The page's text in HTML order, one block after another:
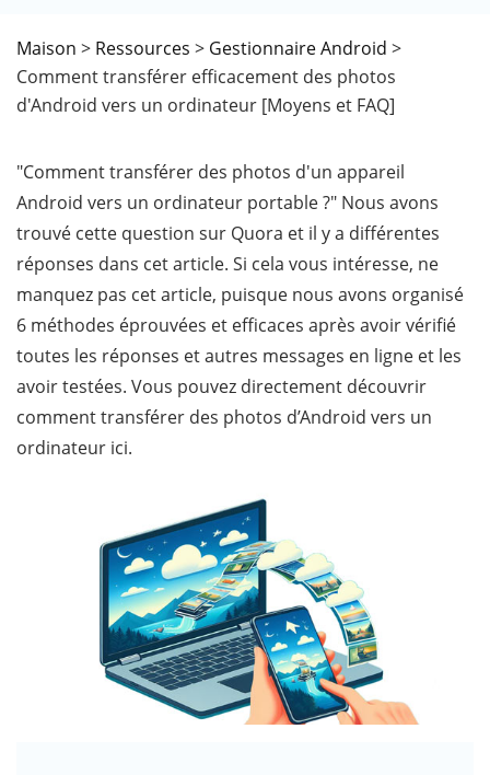
Maison > Ressources > Gestionnaire Android >
Comment transférer efficacement des photos
d'Android vers un ordinateur [Moyens et FAQ]
"Comment transférer des photos d'un appareil
Android vers un ordinateur portable ?" Nous avons
trouvé cette question sur Quora et il y a différentes
réponses dans cet article. Si cela vous intéresse, ne
manquez pas cet article, puisque nous avons organisé
6 méthodes éprouvées et efficaces après avoir vérifié
toutes les réponses et autres messages en ligne et les
avoir testées. Vous pouvez directement découvrir
comment transférer des photos d’Android vers un
ordinateur ici.